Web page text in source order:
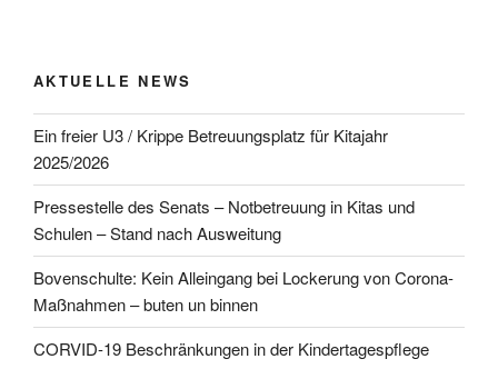
AKTUELLE NEWS
Ein freier U3 / Krippe Betreuungsplatz für Kitajahr
2025/2026
Pressestelle des Senats – Notbetreuung in Kitas und
Schulen – Stand nach Ausweitung
Bovenschulte: Kein Alleingang bei Lockerung von Corona-
Maßnahmen – buten un binnen
CORVID-19 Beschränkungen in der Kindertagespflege